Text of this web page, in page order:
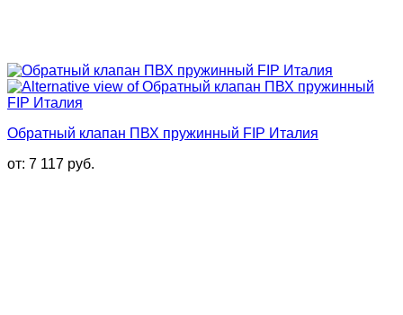
Обратный клапан ПВХ пружинный FIP Италия
от: 7 117 руб.